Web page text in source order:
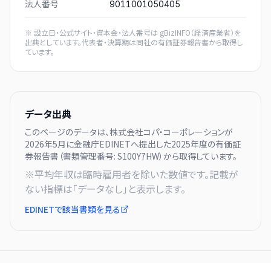
法人番号 9011001050405
※ 設立日・公式サイト・資本金・法人番号は gBizINFO（経済産業省）を
出典としています。代表者・決算期は同社の有価証券報告書から取得し
ています。
データ出典
このページのデータは、株式会社コパ・コーポレーションが
2026年5月に金融庁EDINETへ提出した2025年度の有価証
券報告書（書類管理番号: S100Y7HW）から取得しています。
※平均年収は臨時雇用者を除いた数値です。記載が
ない指標は「データなし」と表示します。
EDINETで該当書類を見る